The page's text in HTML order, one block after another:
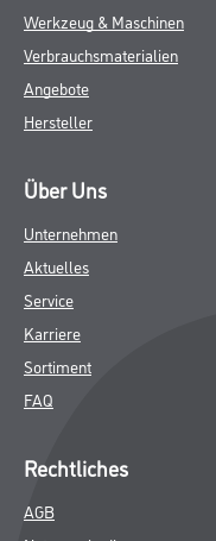
Werkzeug & Maschinen
Verbrauchsmaterialien
Angebote
Hersteller
Über Uns
Unternehmen
Aktuelles
Service
Karriere
Sortiment
FAQ
Rechtliches
AGB